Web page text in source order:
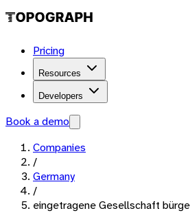
Pricing
Resources
Developers
Book a demo
Companies
/
Germany
/
eingetragene Gesellschaft